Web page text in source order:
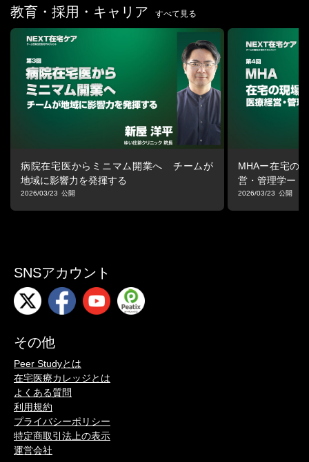
平成１９年 弓削メディカルクリニック常勤医
平成２２年 はちのへファミリークリニック院長
令和２年 医療法人はちのへファミリークリニック理事長
【所属等】
NPO地域共生を支える医療・介護・市民全国ネットワーク 共同代
一般社団法人 日本在宅ケアアライアンス 理事
一般社団法人 日本在宅医療連合学会 特任理事
一般社団法人 全国在宅療養支援医協会 代議員
日本プライマリ・ケア連合学会 認定医・指導医 認知症サポート医
■シリーズ
＼在宅ケア・ハラスメント対策ラボ／
詳細はこちら！
教育・採用・キャリア すべて見る
病院在宅医からミニマム開業へ チームが
地域に影響力を発揮する
2026/03/23
MHAー在宅の
営・管理学ー
2026/03/23
SNSアカウント
その他
Peer Studyとは
在宅医療カレッジとは
よくある質問
利用規約
プライバシーポリシー
特定商取引法上の表示
運営会社